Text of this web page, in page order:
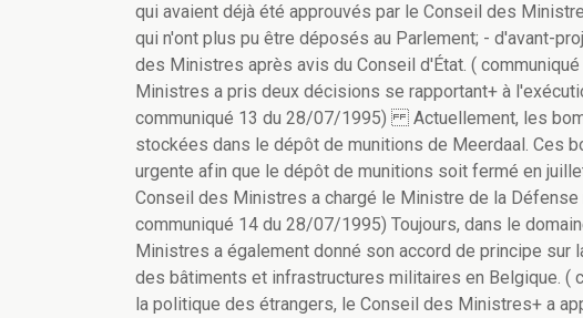
qui avaient déjà été approuvés par le Conseil des
qui n'ont plus pu être déposés au Parlement; - d'avant-
des Ministres après avis du Conseil d'État. (
Ministres a pris deux décisions se rapportant+ à
communiqué 13 du 28/07/1995) Actuellement, les
stockées dans le dépôt de munitions de Meerdaal. Ces
urgente afin que le dépôt de munitions soit fermé en
Conseil des Ministres a chargé le Ministre de la
communiqué 14 du 28/07/1995) Toujours, dans le
Ministres a également donné son accord de principe sur
des bâtiments et infrastructures militaires en Belgique. (
la politique des étrangers, le Conseil des Ministres+ a